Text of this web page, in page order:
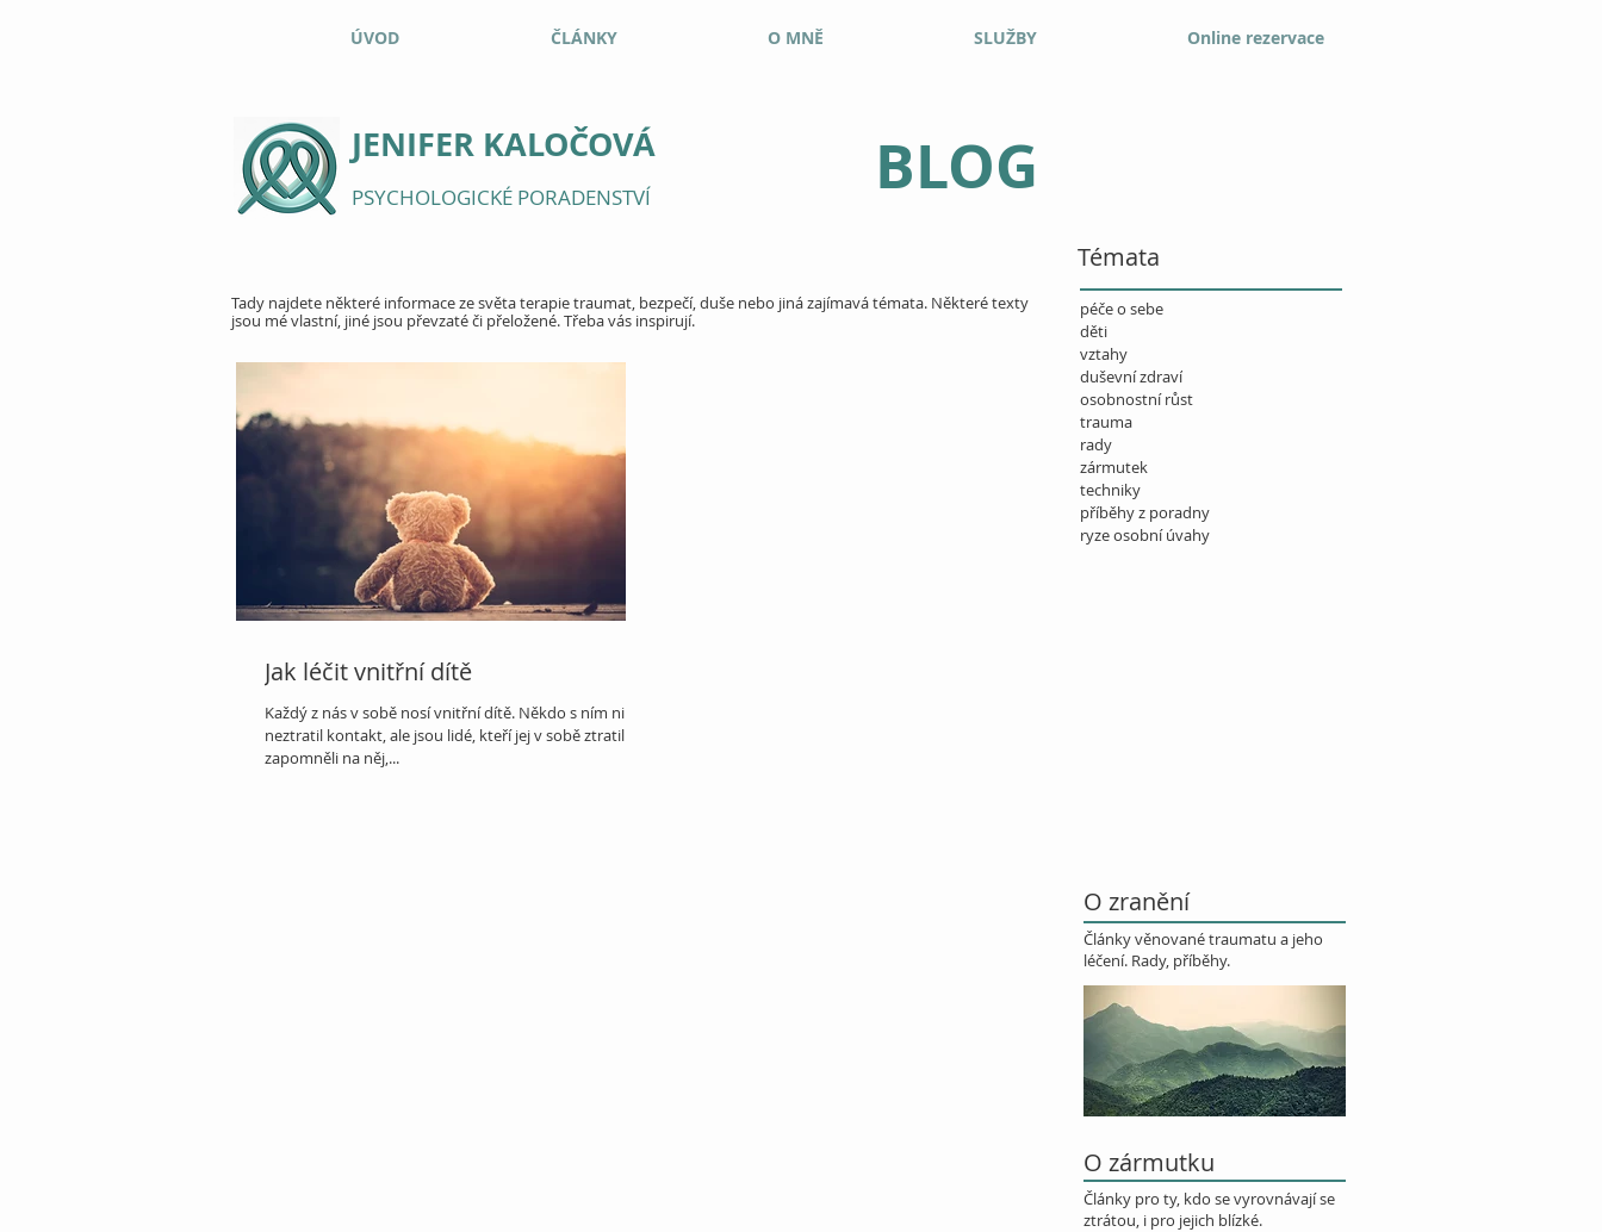
ÚVOD ČLÁNKY O MNĚ SLUŽBY Online rezervace
JENIFER KALOČOVÁ
PSYCHOLOGICKÉ PORADENSTVÍ BLOG
Témata
Tady najdete některé informace ze světa terapie traumat, bezpečí, duše nebo jiná zajímavá témata. Některé texty
jsou mé vlastní, jiné jsou převzaté či přeložené. Třeba vás inspirují.
Jak léčit vnitřní dítě
Každý z nás v sobě nosí vnitřní dítě. Někdo s ním nikdy
neztratil kontakt, ale jsou lidé, kteří jej v sobě ztratili,
zapomněli na něj,...
péče o sebe
děti
vztahy
duševní zdraví
osobnostní růst
trauma
rady
zármutek
techniky
příběhy z poradny
ryze osobní úvahy
O zranění
Články věnované traumatu a jeho
léčení. Rady, příběhy.
O zármutku
Články pro ty, kdo se vyrovnávají se
ztrátou, i pro jejich blízké.